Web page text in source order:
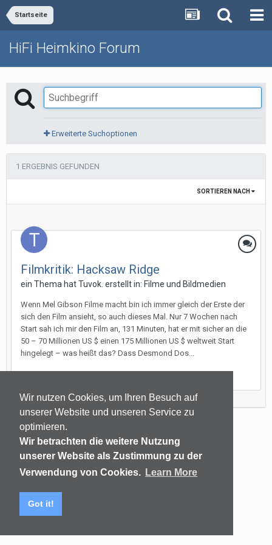
Wir nutzen Cookies, um Ihren Besuch auf
unserer Website und unseren Service zu
optimieren.
Wir betrachten die weitere Nutzung
unserer Website als Zustimmung zu der
Verwendung von Cookies. Learn More
Got it!
Startseite
HiFi Heimkino Forum
Erweiterte Suchoptionen
1 ERGEBNIS GEFUNDEN
SORTIEREN NACH
Filmkritik: Hacksaw Ridge
ein Thema hatTuvok. erstellt in: Filme und Bildmedien
Wenn Mel Gibson Filme macht bin ich immer gleich der Erste der
sich den Film ansieht, so auch dieses Mal. Nur 7 Wochen nach
Start sah ich mir den Film an, 131 Minuten, hat er mit sicher an die
50 – 70 Millionen US $ einen 175 Millionen US $ weltweit Start
hingelegt – was heißt das? Dass Desmond Dos...
Sprachen
(C) audiomap.de
Powered by Invision Community